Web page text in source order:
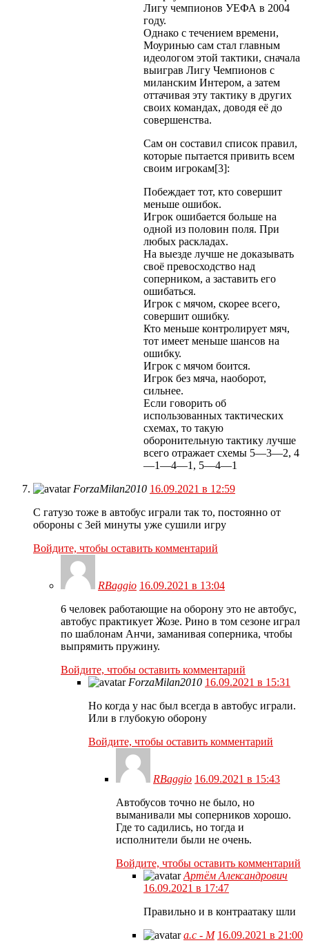
Лигу чемпионов УЕФА в 2004
году.
Однако с течением времени,
Моуринью сам стал главным
идеологом этой тактики, сначала
выиграв Лигу Чемпионов с
миланским Интером, а затем
оттачивая эту тактику в других
своих командах, доводя её до
совершенства.
Сам он составил список правил,
которые пытается привить всем
своим игрокам[3]:
Побеждает тот, кто совершит
меньше ошибок.
Игрок ошибается больше на
одной из половин поля. При
любых раскладах.
На выезде лучше не доказывать
своё превосходство над
соперником, а заставить его
ошибаться.
Игрок с мячом, скорее всего,
совершит ошибку.
Кто меньше контролирует мяч,
тот имеет меньше шансов на
ошибку.
Игрок с мячом боится.
Игрок без мяча, наоборот,
сильнее.
Если говорить об
использованных тактических
схемах, то такую
оборонительную тактику лучше
всего отражает схемы 5—3—2, 4
—1—4—1, 5—4—1
ForzaMilan2010 16.09.2021 в 12:59
С гатузо тоже в автобус играли так то, постоянно от
обороны с 3ей минуты уже сушили игру
Войдите, чтобы оставить комментарий
RBaggio 16.09.2021 в 13:04
6 человек работающие на оборону это не автобус,
автобус практикует Жозе. Рино в том сезоне играл
по шаблонам Анчи, заманивая соперника, чтобы
выпрямить пружину.
Войдите, чтобы оставить комментарий
ForzaMilan2010 16.09.2021 в 15:31
Но когда у нас был всегда в автобус играли.
Или в глубокую оборону
Войдите, чтобы оставить комментарий
RBaggio 16.09.2021 в 15:43
Автобусов точно не было, но
выманивали мы соперников хорошо.
Где то садились, но тогда и
исполнители были не очень.
Войдите, чтобы оставить комментарий
Артём Александрович
16.09.2021 в 17:47
Правильно и в контраатаку шли
а.с - М 16.09.2021 в 21:00